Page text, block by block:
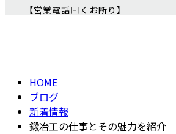
【営業電話固くお断り】
HOME
ブログ
新着情報
鍛冶工の仕事とその魅力を紹介